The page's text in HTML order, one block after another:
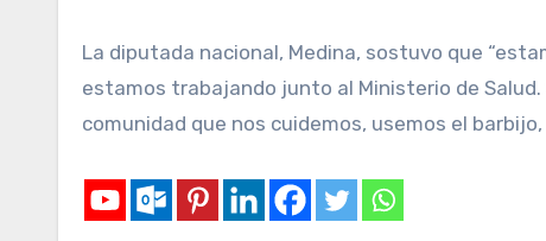
La diputada nacional, Medina, sostuvo que
estamos trabajando junto al Ministerio de Salud.
comunidad que nos cuidemos, usemos el